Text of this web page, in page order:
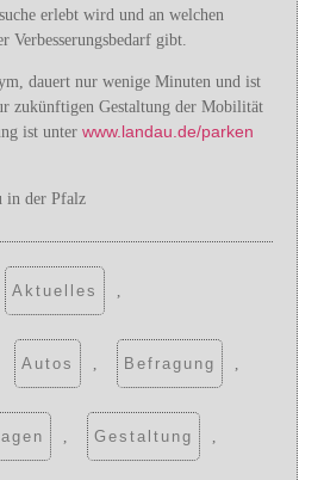
erlebt wird und an welchen
Verbesserungsbedarf gibt.
dauert nur wenige Minuten und ist
zukünftigen Gestaltung der Mobilität
ist unterwww.landau.de/parken
in der Pfalz
Aktuelles
Autos Befragung
Gestaltung